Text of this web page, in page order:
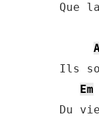
Que
Ils
Em
Du